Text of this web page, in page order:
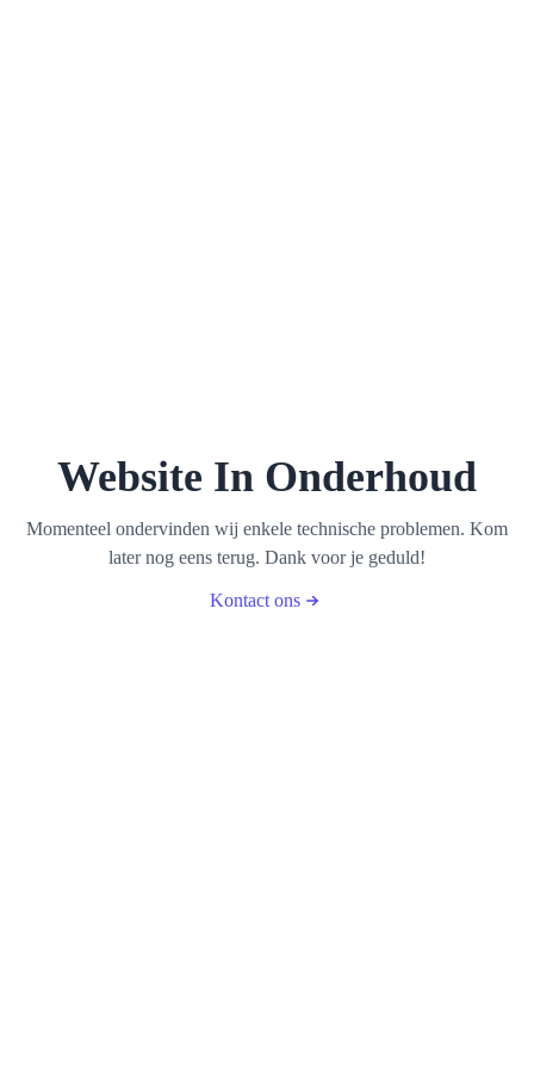
Website In Onderhoud
Momenteel ondervinden wij enkele technische problemen. Kom
later nog eens terug. Dank voor je geduld!
Kontact ons